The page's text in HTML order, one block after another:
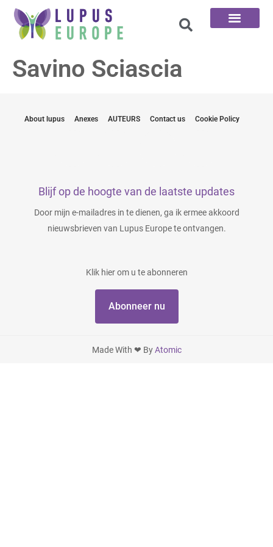
Savino Sciascia
About lupus Anexes AUTEURS Contact us Cookie Policy
Blijf op de hoogte van de laatste updates
Door mijn e-mailadres in te dienen, ga ik ermee akkoord
nieuwsbrieven van Lupus Europe te ontvangen.
Klik hier om u te abonneren
Abonneer nu
Made With ❤ ByAtomic